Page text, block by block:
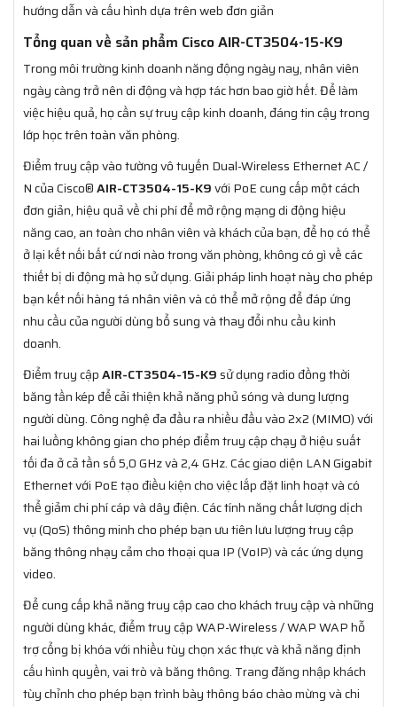
hướng dẫn và cấu hình dựa trên web đơn giản
Tổng quan về sản phẩm Cisco AIR-CT3504-15-K9
Trong môi trường kinh doanh năng động ngày nay, nhân viên
ngày càng trở nên di động và hợp tác hơn bao giờ hết. Để làm
việc hiệu quả, họ cần sự truy cập kinh doanh, đáng tin cậy trong
lớp học trên toàn văn phòng.
Điểm truy cập vào tường vô tuyến Dual-Wireless Ethernet AC /
N của Cisco®AIR-CT3504-15-K9với PoE cung cấp một cách
đơn giản, hiệu quả về chi phí để mở rộng mạng di động hiệu
năng cao, an toàn cho nhân viên và khách của bạn, để họ có thể
ở lại kết nối bất cứ nơi nào trong văn phòng, không có gì về các
thiết bị di động mà họ sử dụng. Giải pháp linh hoạt này cho phép
bạn kết nối hàng tá nhân viên và có thể mở rộng để đáp ứng
nhu cầu của người dùng bổ sung và thay đổi nhu cầu kinh
doanh.
Điểm truy cậpAIR-CT3504-15-K9sử dụng radio đồng thời
băng tần kép để cải thiện khả năng phủ sóng và dung lượng
người dùng. Công nghệ đa đầu ra nhiều đầu vào 2x2 (MIMO) với
hai luồng không gian cho phép điểm truy cập chạy ở hiệu suất
tối đa ở cả tần số 5,0 GHz và 2,4 GHz. Các giao diện LAN Gigabit
Ethernet với PoE tạo điều kiện cho việc lắp đặt linh hoạt và có
thể giảm chi phí cáp và dây điện. Các tính năng chất lượng dịch
vụ (QoS) thông minh cho phép bạn ưu tiên lưu lượng truy cập
băng thông nhạy cảm cho thoại qua IP (VoIP) và các ứng dụng
video.
Để cung cấp khả năng truy cập cao cho khách truy cập và những
người dùng khác, điểm truy cập WAP-Wireless / WAP WAP hỗ
trợ cổng bị khóa với nhiều tùy chọn xác thực và khả năng định
cấu hình quyền, vai trò và băng thông. Trang đăng nhập khách
tùy chỉnh cho phép bạn trình bày thông báo chào mừng và chi